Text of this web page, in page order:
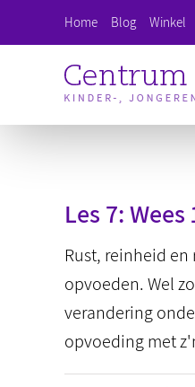
naar
Home Blog Winkel
Les 7:
Rust, reinheid
opvoeden. Wel
verandering
opvoeding met